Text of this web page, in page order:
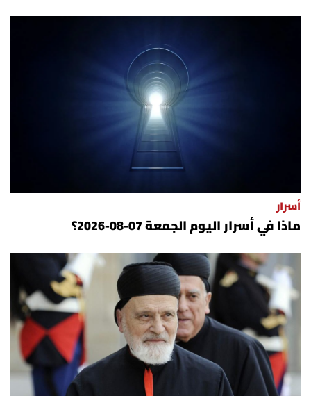
أسرار
ماذا في أسرار اليوم الجمعة 07-08-2026؟